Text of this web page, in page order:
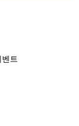
해커스주택관리
는 경우를 제외
다. 단, 비회원
자의 경우, 소
관합니다.
습니다. 단, 거부의
벤트